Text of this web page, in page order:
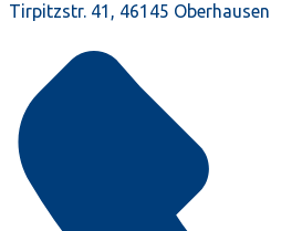
Tirpitzstr. 41, 46145 Oberhausen